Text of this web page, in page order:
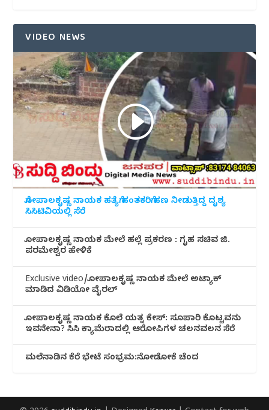
VIDEO NEWS
ಗೋಪಾಲಕೃಷ್ಣ ನಾಯಕ ಹತ್ಯೆಗೆ ಹಂತಕರಿಗೆ ಹಣ ನೀಡುತ್ತಿದ್ದ ದೃಶ್ಯ
ಸಿಸಿಟಿವಿಯಲ್ಲಿ ಸೆರೆ
ಗೋಪಾಲಕೃಷ್ಣ ನಾಯಕ ಮೇಲೆ ಹಲ್ಲೆ ಪ್ರಕರಣ : ಗೃಹ ಸಚಿವ ಜಿ.
ಪರಮೇಶ್ವರ ಹೇಳಿಕೆ
Exclusive video/ಗೋಪಾಲಕೃಷ್ಣ ನಾಯಕ ಮೇಲೆ ಅಟ್ಯಾಕ್
ಮಾಡಿದ ವಿಡಿಯೋ ವೈರಲ್
ಗೋಪಾಲಕೃಷ್ಣ ನಾಯಕ ಕೊಲೆ ಯತ್ನ ಕೇಸ್: ಸೂಪಾರಿ ಕೊಟ್ಟವನು
ಇವನೇನಾ? ಸಿಸಿ ಕ್ಯಾಮೆರಾದಲ್ಲಿ ಆರೋಪಿಗಳ ಚಲನವಲನ ಸೆರೆ
ಮಲೆನಾಡಿ‌ನ ಕೆರೆ ಭೇಟೆ ಸಂಭ್ರಮ:ನೋಡೋಕೆ ಚೆಂದ